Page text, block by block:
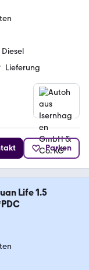
Diesel
Lieferung
Parken
Life 1.5